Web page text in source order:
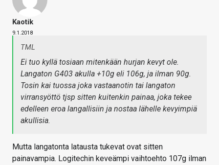
Kaotik
9.1.2018
TML
Ei tuo kyllä tosiaan mitenkään hurjan kevyt ole.
Langaton G403 akulla +10g eli 106g, ja ilman 90g.
Tosin kai tuossa joka vastaanotin tai langaton
virransyöttö tjsp sitten kuitenkin painaa, joka tekee
edelleen eroa langallisiin ja nostaa lähelle kevyimpiä
akullisia.
Mutta langatonta latausta tukevat ovat sitten
painavampia. Logitechin keveämpi vaihtoehto 107g ilman